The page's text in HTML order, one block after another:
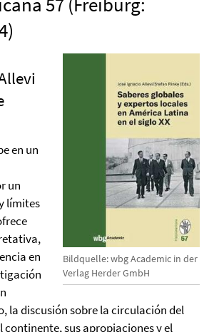
Bildquelle: wbg Academic in der
Verlag Herder GmbH
en un
un
límites
en
la discusión sobre la circulación del
sus apropiaciones y el